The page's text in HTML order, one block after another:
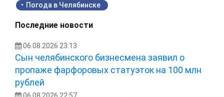
Погода в Челябинске
Последние новости
06.08.2026 23:13
Сын челябинского бизнесмена заявил о
пропаже фарфоровых статуэток на 100 млн
рублей
06.08.2026 22:57